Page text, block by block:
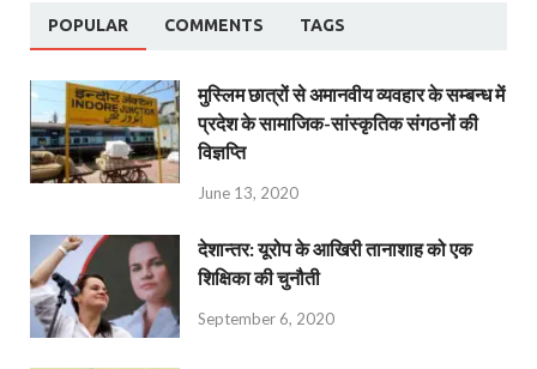
POPULAR COMMENTS TAGS
मुस्लिम छात्रों से अमानवीय व्यवहार के सम्बन्ध में
प्रदेश के सामाजिक-सांस्कृतिक संगठनों की
विज्ञप्ति
June 13, 2020
देशान्‍तर: यूरोप के आखिरी तानाशाह को एक
शिक्षिका की चुनौती
September 6, 2020